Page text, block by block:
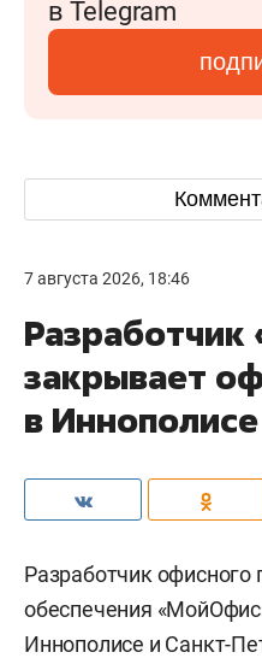
в Telegram
7 августа 2026, 18:46
закрывает
в Иннополисе
Разработчик офисного
обеспечения
Иннополисе и Санкт-